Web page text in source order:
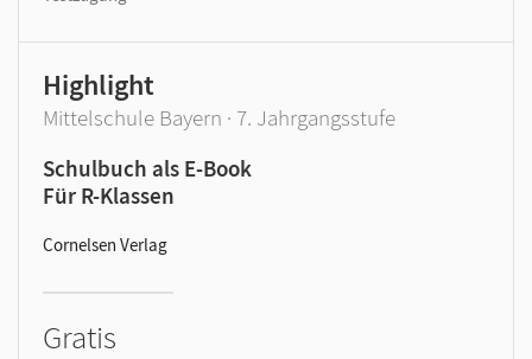
Highlight
Mittelschule Bayern · 7. Jahrgangsstufe
Schulbuch als E-Book
Für R-Klassen
Cornelsen Verlag
Gratis